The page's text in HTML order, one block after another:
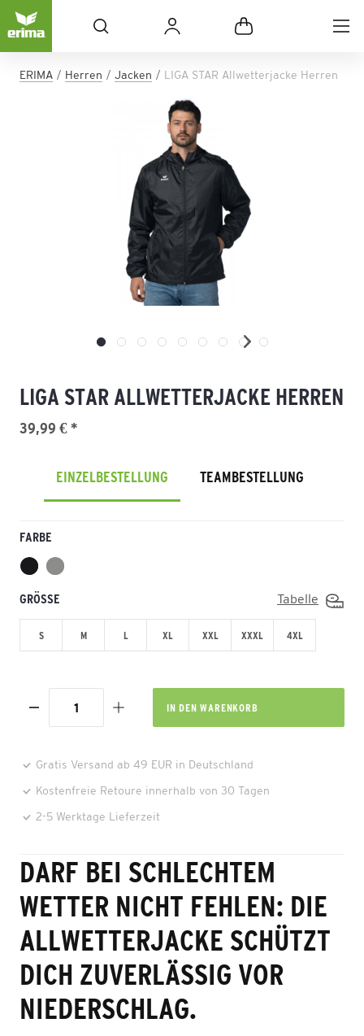
ERIMA Herren Jacken LIGA STAR Allwetterjacke Herren
LIGA STAR ALLWETTERJACKE HERREN
39,99 € *
EINZELBESTELLUNG TEAMBESTELLUNG
FARBE
GRÖSSE Tabelle
S M L XL XXL XXXL 4XL
IN DEN WARENKORB
Gratis Versand ab 49 EUR in Deutschland
Kostenfreie Retoure innerhalb von 30 Tagen
2-5 Werktage Lieferzeit
DARF BEI SCHLECHTEM
WETTER NICHT FEHLEN: DIE
ALLWETTERJACKE SCHÜTZT
DICH ZUVERLÄSSIG VOR
NIEDERSCHLAG.